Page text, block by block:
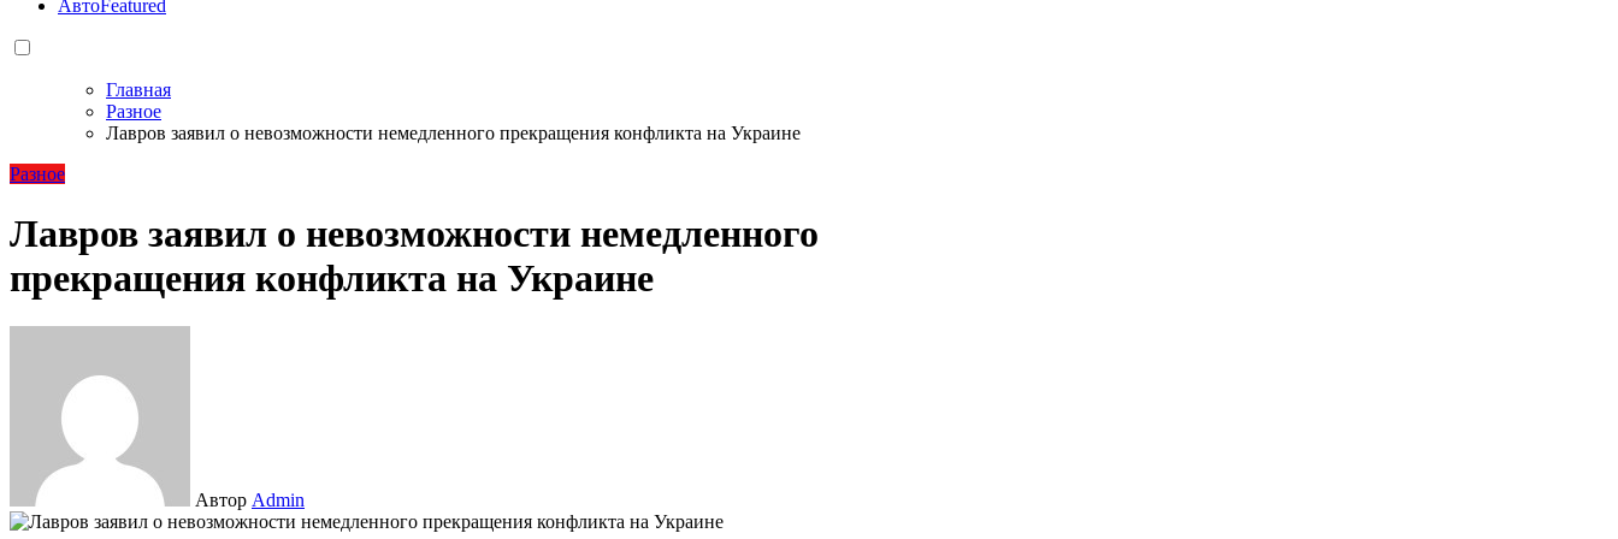
АвтоFeatured
Главная
Разное
Лавров заявил о невозможности немедленного прекращения конфликта на Украине
Разное
Лавров заявил о невозможности немедленного
прекращения конфликта на Украине
Автор Admin